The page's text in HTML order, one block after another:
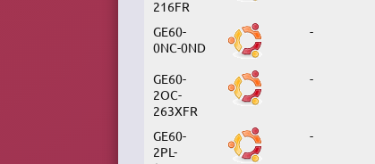
216FR
GE60-
0NC-0ND
-
GE60-
2OC-
263XFR
-
GE60-
2PL-
-